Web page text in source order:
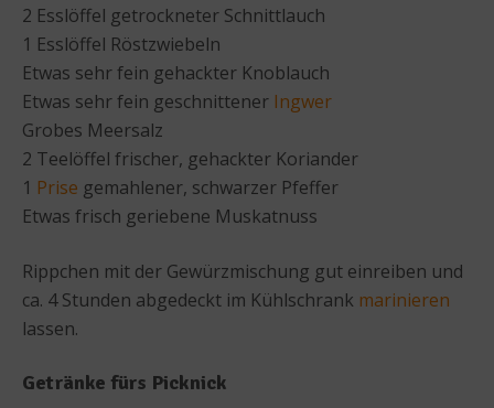
2 Esslöffel getrockneter Schnittlauch
1 Esslöffel Röstzwiebeln
Etwas sehr fein gehackter Knoblauch
Etwas sehr fein geschnittener Ingwer
Grobes Meersalz
2 Teelöffel frischer, gehackter Koriander
1 Prise gemahlener, schwarzer Pfeffer
Etwas frisch geriebene Muskatnuss
Rippchen mit der Gewürzmischung gut einreiben und
ca. 4 Stunden abgedeckt im Kühlschrank marinieren
lassen.
Getränke fürs Picknick